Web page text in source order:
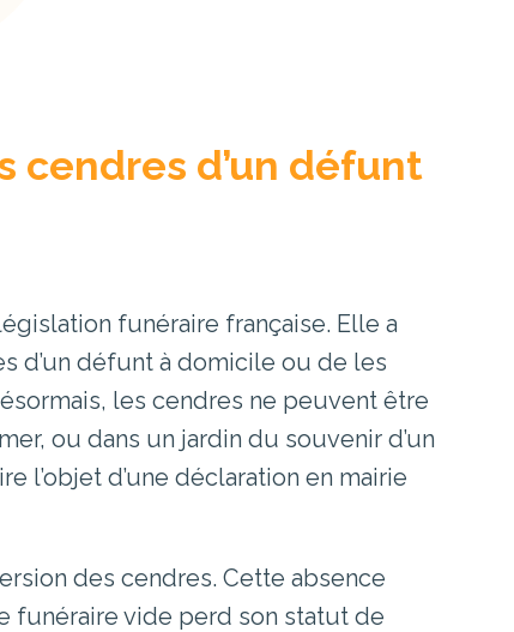
cendres d’un défunt
funéraire française. Elle a
d’un défunt à domicile ou de les
les cendres ne peuvent être
ou dans un jardin du souvenir d’un
l’objet d’une déclaration en mairie
des cendres. Cette absence
funéraire vide perd son statut de